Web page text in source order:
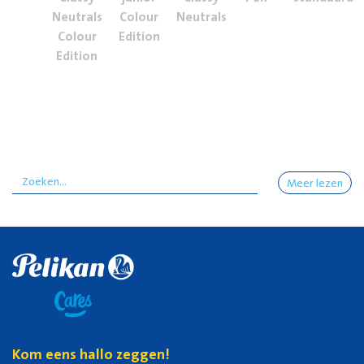
Neutrals
Colour
Edition
Colour
Edition
Neutrals
Meer lezen
Kom eens hallo zeggen!